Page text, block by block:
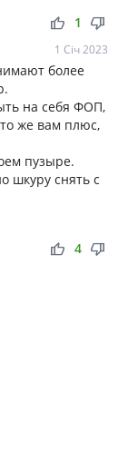
thumb_up thumb_down
1
1 Січ 2023
более
на себя ФОП,
же вам плюс,
пузыре.
шкуру снять с
thumb_up thumb_down
4